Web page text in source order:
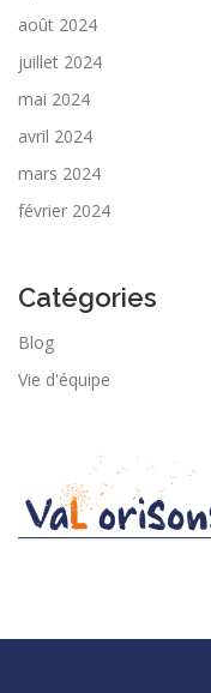
août 2024
juillet 2024
mai 2024
avril 2024
mars 2024
février 2024
Catégories
Blog
Vie d'équipe